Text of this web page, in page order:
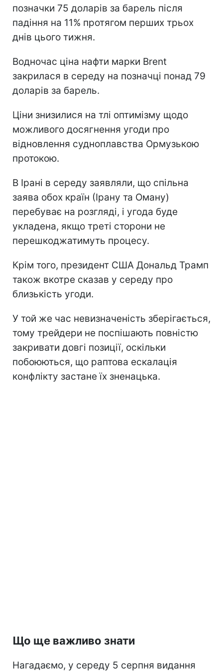
позначки 75 доларів за барель після
падіння на 11% протягом перших трьох
днів цього тижня.
Водночас ціна нафти марки Brent
закрилася в середу на позначці понад 79
доларів за барель.
Ціни знизилися на тлі оптимізму щодо
можливого досягнення угоди про
відновлення судноплавства Ормузькою
протокою.
В Ірані в середу заявляли, що спільна
заява обох країн (Ірану та Оману)
перебуває на розгляді, і угода буде
укладена, якщо треті сторони не
перешкоджатимуть процесу.
Крім того, президент США Дональд Трамп
також вкотре сказав у середу про
близькість угоди.
У той же час невизначеність зберігається,
тому трейдери не поспішають повністю
закривати довгі позиції, оскільки
побоюються, що раптова ескалація
конфлікту застане їх зненацька.
Що ще важливо знати
Нагадаємо, у середу 5 серпня видання